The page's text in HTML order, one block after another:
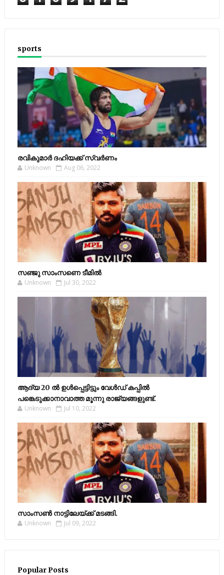
sports
രവികുമാര്‍ ദഹിയക്ക് സ്വര്‍ണം
Unknown Aug 06, 2022
സഞ്ജു സാംസണെ ടീമില്‍
Unknown Jul 30, 2022
ആദ്യ 20 ല്‍ ഉള്‍പ്പെട്ടിട്ടും വേള്‍ഡ് കപ്പില്‍
പങ്കെടുക്കാനാവാത്ത മൂന്നു രാജ്യങ്ങളുണ്ട്.
Unknown Jul 10, 2022
സാംസണ്‍ നാട്ടിലേയ്‌ക്ക് മടങ്ങി.
Unknown Jul 09, 2022
Popular Posts